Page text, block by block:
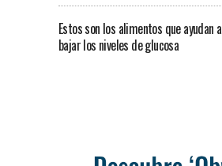
Estos son los alimentos que ayudan a
bajar los niveles de glucosa